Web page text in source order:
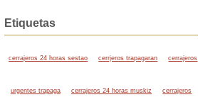
Etiquetas
cerrajeros 24 horas sestao cerrjeros trapagaran cerrajeros
urgentes trapaga cerrajeros 24 horas muskiz cerrajeros